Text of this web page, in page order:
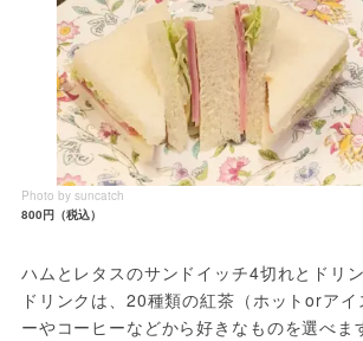
Photo by suncatch
800円（税込）
ハムとレタスのサンドイッチ4切れとドリ
ドリンクは、20種類の紅茶（ホットorアイ
ーやコーヒーなどから好きなものを選べま